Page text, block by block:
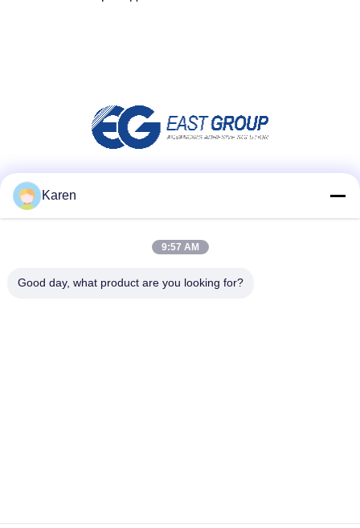
Karen
9:57 AM
Good day, what product are you looking for?